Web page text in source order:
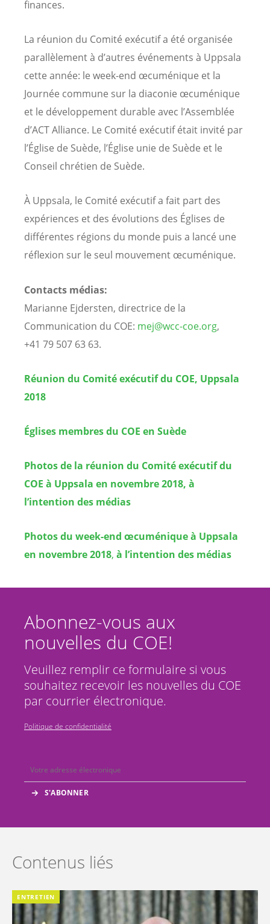
finances.
La réunion du Comité exécutif a été organisée
parallèlement à d’autres événements à Uppsala
cette année: le week-end œcuménique et la
Journée commune sur la diaconie œcuménique
et le développement durable avec l’Assemblée
d’ACT Alliance. Le Comité exécutif était invité par
l’Église de Suède, l’Église unie de Suède et le
Conseil chrétien de Suède.
À Uppsala, le Comité exécutif a fait part des
expériences et des évolutions des Églises de
différentes régions du monde puis a lancé une
réflexion sur le seul mouvement œcuménique.
Contacts médias:
Marianne Ejdersten, directrice de la
Communication du COE: mej@wcc-coe.org,
+41 79 507 63 63.
Réunion du Comité exécutif du COE, Uppsala
2018
Églises membres du COE en Suède
Photos de la réunion du Comité exécutif du
COE à Uppsala en novembre 2018, à
l’intention des médias
Photos du week-end œcuménique à Uppsala
en novembre 2018, à l’intention des médias
Abonnez-vous aux
nouvelles du COE!
Veuillez remplir ce formulaire si vous
souhaitez recevoir les nouvelles du COE
par courrier électronique.
Politique de confidentialité
Contenus liés
ENTRETIEN